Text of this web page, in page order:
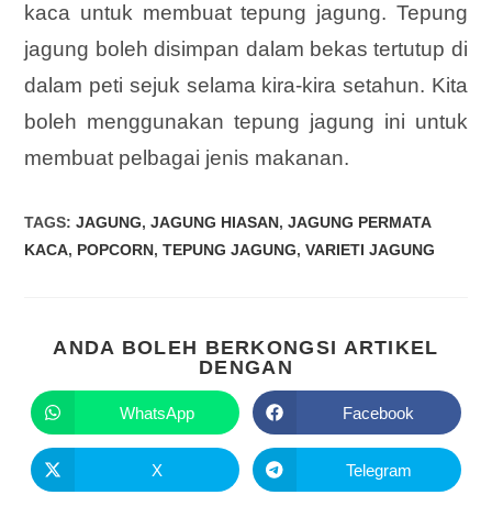
kaca untuk membuat tepung jagung. Tepung
jagung boleh disimpan dalam bekas tertutup di
dalam peti sejuk selama kira-kira setahun. Kita
boleh menggunakan tepung jagung ini untuk
membuat pelbagai jenis makanan.
TAGS:JAGUNG, JAGUNG HIASAN, JAGUNG PERMATA
KACA, POPCORN, TEPUNG JAGUNG, VARIETI JAGUNG
ANDA BOLEH BERKONGSI ARTIKEL
DENGAN
WhatsApp Facebook
X Telegram